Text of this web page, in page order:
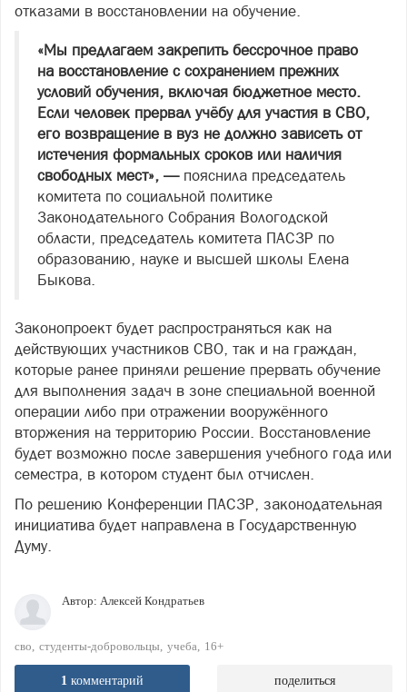
отказами в восстановлении на обучение.
«Мы предлагаем закрепить бессрочное право
на восстановление с сохранением прежних
условий обучения, включая бюджетное место.
Если человек прервал учёбу для участия в СВО,
его возвращение в вуз не должно зависеть от
истечения формальных сроков или наличия
свободных мест», —пояснила председатель
комитета по социальной политике
Законодательного Собрания Вологодской
области, председатель комитета ПАСЗР по
образованию, науке и высшей школы Елена
Быкова.
Законопроект будет распространяться как на
действующих участников СВО, так и на граждан,
которые ранее приняли решение прервать обучение
для выполнения задач в зоне специальной военной
операции либо при отражении вооружённого
вторжения на территорию России. Восстановление
будет возможно после завершения учебного года или
семестра, в котором студент был отчислен.
По решению Конференции ПАСЗР, законодательная
инициатива будет направлена в Государственную
Думу.
Автор: Алексей Кондратьев
сво студенты-добровольцы учеба 16+
1 комментарий поделиться